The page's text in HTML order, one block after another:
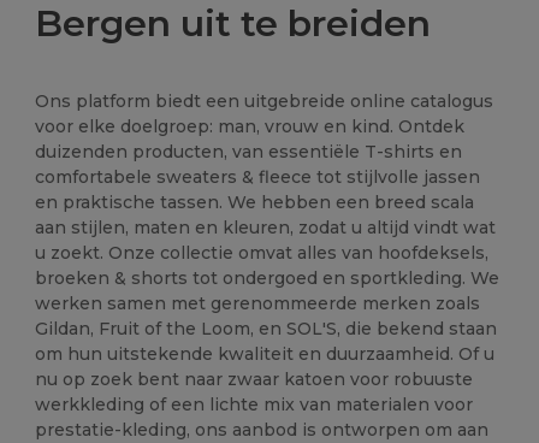
Bergen uit te breiden
Ons platform biedt een uitgebreide online catalogus
voor elke doelgroep: man, vrouw en kind. Ontdek
duizenden producten, van essentiële T-shirts en
comfortabele sweaters & fleece tot stijlvolle jassen
en praktische tassen. We hebben een breed scala
aan stijlen, maten en kleuren, zodat u altijd vindt wat
u zoekt. Onze collectie omvat alles van hoofdeksels,
broeken & shorts tot ondergoed en sportkleding. We
werken samen met gerenommeerde merken zoals
Gildan, Fruit of the Loom, en SOL'S, die bekend staan
om hun uitstekende kwaliteit en duurzaamheid. Of u
nu op zoek bent naar zwaar katoen voor robuuste
werkkleding of een lichte mix van materialen voor
prestatie-kleding, ons aanbod is ontworpen om aan